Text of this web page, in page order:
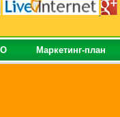
Маркетинг-план